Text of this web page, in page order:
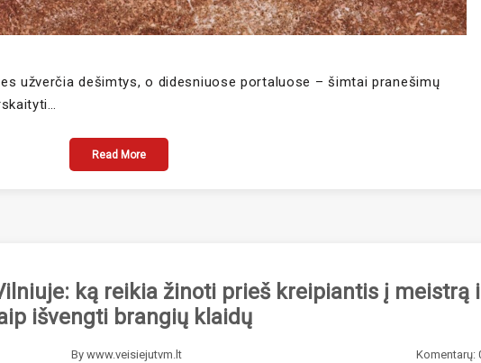
užverčia dešimtys, o didesniuose portaluose – šimtai pranešimų
Read More
ką reikia žinoti prieš kreipiantis į meistrą
išvengti brangių klaidų
Bywww.veisiejutvm.lt Komentarų: